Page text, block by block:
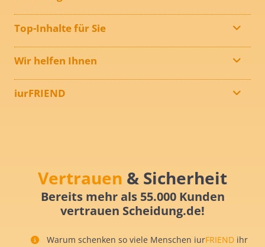
Top-Inhalte für Sie
Wir helfen Ihnen
iurFRIEND
Vertrauen & Sicherheit
Bereits mehr als 55.000 Kunden
vertrauen Scheidung.de!
Warum schenken so viele Menschen iurFRIEND ihr